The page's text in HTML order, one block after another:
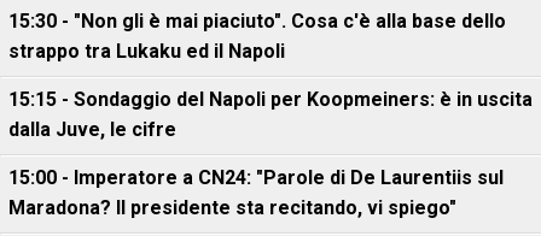
15:30 - "Non gli è mai piaciuto". Cosa c'è alla base dello
strappo tra Lukaku ed il Napoli
15:15 - Sondaggio del Napoli per Koopmeiners: è in uscita
dalla Juve, le cifre
15:00 - Imperatore a CN24: "Parole di De Laurentiis sul
Maradona? Il presidente sta recitando, vi spiego"